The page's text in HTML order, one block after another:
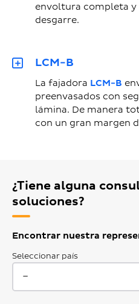
envoltura completa
desgarre.
LCM-B
La fajadora LCM-B
preenvasados con
lámina. De manera
con un gran margen
¿Tiene alguna
soluciones?
Encontrar nuestra
Seleccionar país